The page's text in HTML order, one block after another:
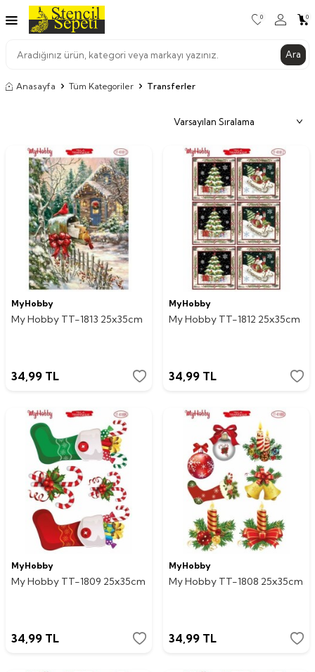
Ara
0 0
Anasayfa Tüm Kategoriler Transferler
MyHobby
My Hobby TT-1813 25x35cm
34,99 TL
MyHobby
My Hobby TT-1812 25x35cm
34,99 TL
MyHobby
My Hobby TT-1809 25x35cm
34,99 TL
MyHobby
My Hobby TT-1808 25x35cm
34,99 TL